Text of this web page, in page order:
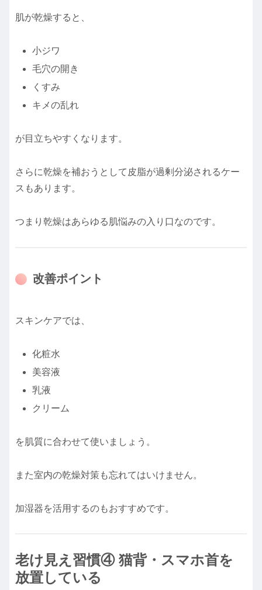
肌が乾燥すると、
小ジワ
毛穴の開き
くすみ
キメの乱れ
が目立ちやすくなります。
さらに乾燥を補おうとして皮脂が過剰分泌されるケー
スもあります。
つまり乾燥はあらゆる肌悩みの入り口なのです。
改善ポイント
スキンケアでは、
化粧水
美容液
乳液
クリーム
を肌質に合わせて使いましょう。
また室内の乾燥対策も忘れてはいけません。
加湿器を活用するのもおすすめです。
老け見え習慣④ 猫背・スマホ首を
放置している